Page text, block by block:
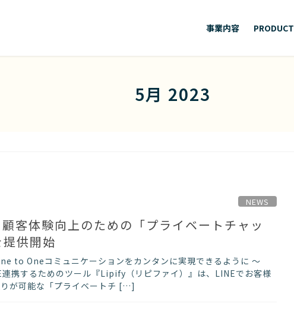
事業内容 PRODUCT
5月 2023
NEWS
客体験向上のための「プライベートチャッ
提供開始
to Oneコミュニケーションをカンタンに実現できるように 〜
携するためのツール『Lipify（リピファイ）』は、LINEでお客様
が可能な「プライベートチ […]